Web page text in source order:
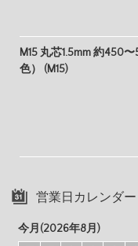
M15 丸芯1.5mm 約450
色） (M15)
営業日カレンダー
今月(2026年8月)